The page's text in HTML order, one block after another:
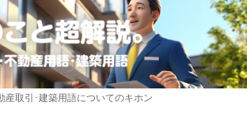
産取引･建築用語についてのキホン